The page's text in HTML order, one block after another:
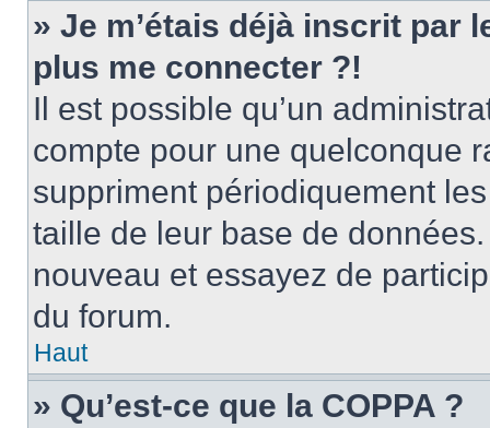
» Je m’étais déjà inscrit par
plus me connecter ?!
Il est possible qu’un
compte pour une quelconque
suppriment périodiquement
taille de leur base de
nouveau et essayez de
du forum.
Haut
» Qu’est-ce que la COPPA ?